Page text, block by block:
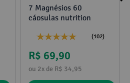
7 Magnésios 60
cápsulas nutrition
(102)
R$ 69,90
ou 2x de R$ 34,95